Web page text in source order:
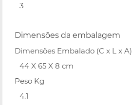
3
Dimensões da embalagem
Dimensões Embalado (C x L x A)
44 X 65 X 8 cm
Peso Kg
4.1